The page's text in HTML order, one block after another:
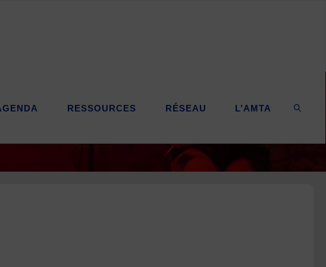
RESSOURCES RÉSEAU L’AMTA